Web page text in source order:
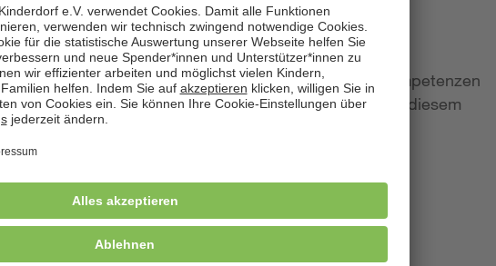
Eindruck von Ihrer Person, Ihren Fähigkeiten und Kompetenzen
auf aussagekräftige Bewerbungsunterlagen. Aus diesem
abzusehen.
umfassen: